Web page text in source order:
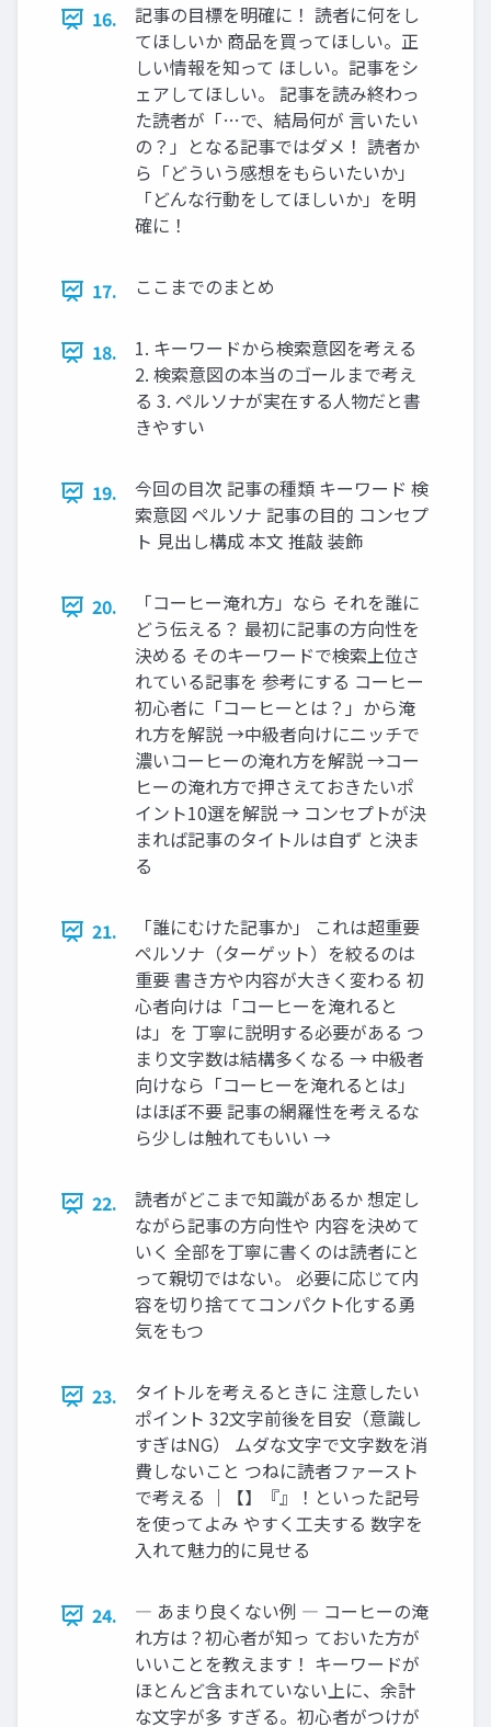
16.
記事の目標を明確に！ 読者に何をし
てほしいか 商品を買ってほしい。正
しい情報を知って ほしい。記事をシ
ェアしてほしい。 記事を読み終わっ
た読者が「…で、結局何が 言いたい
の？」となる記事ではダメ！ 読者か
ら「どういう感想をもらいたいか」
「どんな行動をしてほしいか」を明
確に！
17. ここまでのまとめ
18.
1. キーワードから検索意図を考える
2. 検索意図の本当のゴールまで考え
る 3. ペルソナが実在する人物だと書
きやすい
19.
今回の目次 記事の種類 キーワード 検
索意図 ペルソナ 記事の目的 コンセプ
ト 見出し構成 本文 推敲 装飾
20.
「コーヒー淹れ方」なら それを誰に
どう伝える？ 最初に記事の方向性を
決める そのキーワードで検索上位さ
れている記事を 参考にする コーヒー
初心者に「コーヒーとは？」から淹
れ方を解説 →中級者向けにニッチで
濃いコーヒーの淹れ方を解説 →コー
ヒーの淹れ方で押さえておきたいポ
イント10選を解説 → コンセプトが決
まれば記事のタイトルは自ず と決ま
る
21.
「誰にむけた記事か」 これは超重要
ペルソナ（ターゲット）を絞るのは
重要 書き方や内容が大きく変わる 初
心者向けは「コーヒーを淹れると
は」を 丁寧に説明する必要がある つ
まり文字数は結構多くなる → 中級者
向けなら「コーヒーを淹れるとは」
はほぼ不要 記事の網羅性を考えるな
ら少しは触れてもいい →
22.
読者がどこまで知識があるか 想定し
ながら記事の方向性や 内容を決めて
いく 全部を丁寧に書くのは読者にと
って親切ではない。 必要に応じて内
容を切り捨ててコンパクト化する勇
気をもつ
23.
タイトルを考えるときに 注意したい
ポイント 32文字前後を目安（意識し
すぎはNG） ムダな文字で文字数を消
費しないこと つねに読者ファースト
で考える ｜【】『』！といった記号
を使ってよみ やすく工夫する 数字を
入れて魅力的に見せる
24.
― あまり良くない例 ― コーヒーの淹
れ方は？初心者が知っ ておいた方が
いいことを教えます！ キーワードが
ほとんど含まれていない上に、余計
な文字が多 すぎる。初心者がつけが